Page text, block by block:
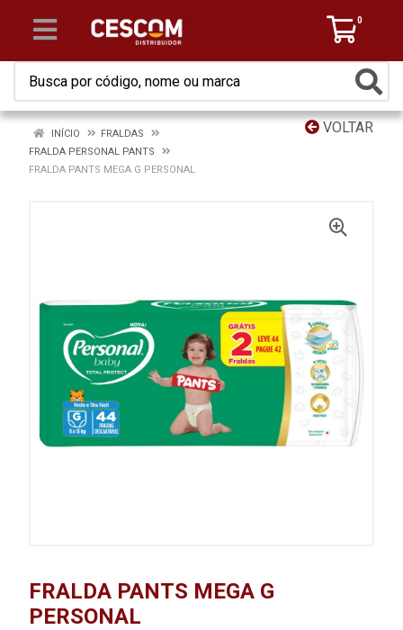
0
VOLTAR
INÍCIO
FRALDAS
FRALDA PERSONAL PANTS
FRALDA PANTS MEGA G PERSONAL
FRALDA PANTS MEGA G
PERSONAL